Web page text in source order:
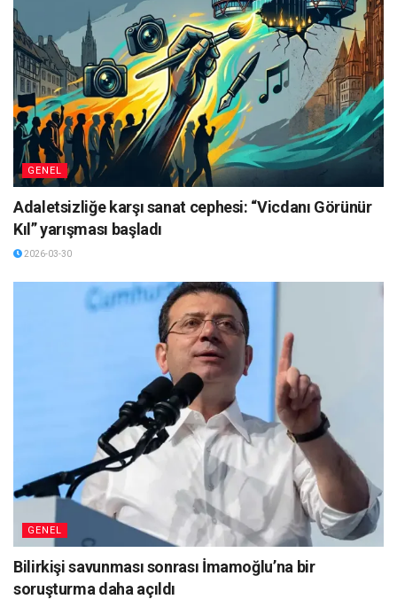
GENEL
Adaletsizliğe karşı sanat cephesi: “Vicdanı Görünür
Kıl” yarışması başladı
2026-03-30
GENEL
Bilirkişi savunması sonrası İmamoğlu’na bir
soruşturma daha açıldı